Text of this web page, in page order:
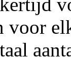
voor